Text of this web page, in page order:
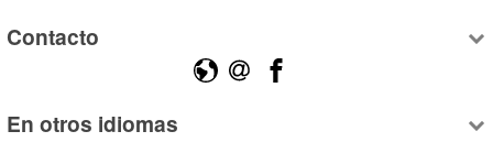
Contacto
En otros idiomas